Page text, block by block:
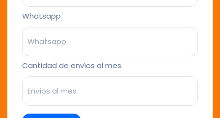
Whatsapp
Cantidad de envíos al mes